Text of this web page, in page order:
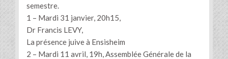
semestre.
1 – Mardi 31 janvier, 20h15,
Dr Francis LEVY,
La présence juive à Ensisheim
2 – Mardi 11 avril, 19h, Assemblée Générale de la